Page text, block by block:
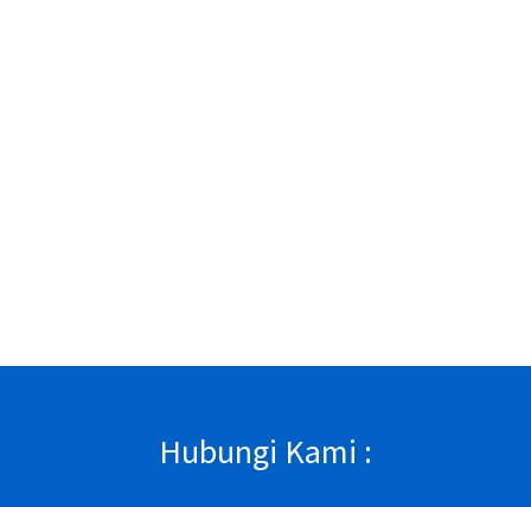
Hubungi Kami :